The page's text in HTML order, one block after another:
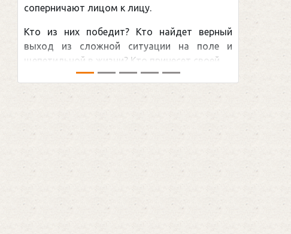
соперничают лицом к лицу.
Кто из них победит? Кто найдет верный
выход из сложной ситуации на поле и
щепетильной в жизни? Кто принесет своей ...